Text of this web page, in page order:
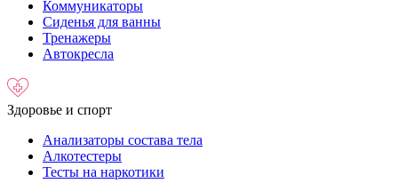
Коммуникаторы
Сиденья для ванны
Тренажеры
Автокресла
Здоровье и спорт
Анализаторы состава тела
Алкотестеры
Тесты на наркотики